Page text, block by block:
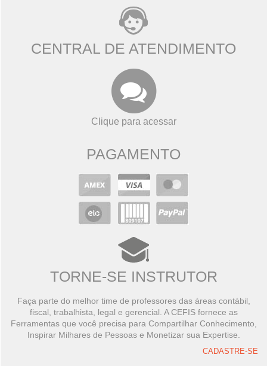
CENTRAL DE ATENDIMENTO
Clique para acessar
PAGAMENTO
TORNE-SE INSTRUTOR
Faça parte do melhor time de professores das áreas contábil,
fiscal, trabalhista, legal e gerencial. A CEFIS fornece as
Ferramentas que você precisa para Compartilhar Conhecimento,
Inspirar Milhares de Pessoas e Monetizar sua Expertise.
CADASTRE-SE